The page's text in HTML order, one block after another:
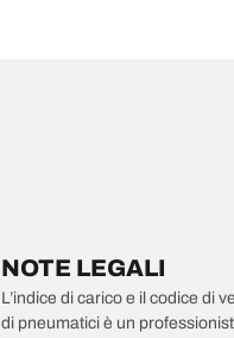
NOTE LEGALI
L’indice di carico e il codice di
di pneumatici è un